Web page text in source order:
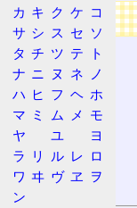
広告
カ キ ク ケ コ
サ シ ス セ ソ
タ チ ツ テ
ト
ナ ニ ヌ ネ
ノ
ハ ヒ フ ヘ ホ
マ ミ ム メ
モ
ヤ
ユ
ヨ
ラ
リ ル レ ロ
ワ ヰ ヴ ヱ
ヲ
ン